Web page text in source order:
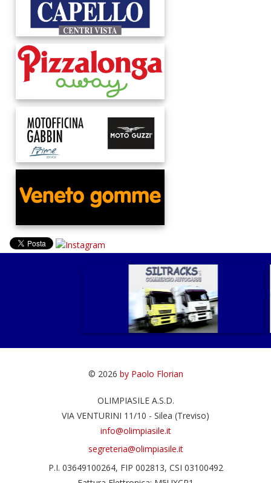
© 2026 by Paolo Florian
OLIMPIASILE A.S.D.
VIA VENTURINI 11/10 - Silea (Treviso)
info@olimpiasile.it
segreteria@olimpiasile.it
P.I. 03649100264, FIP 002813, CSI 03100492